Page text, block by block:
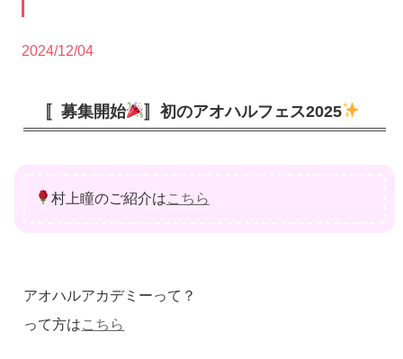
2024/12/04
〚募集開始 〛初のアオハルフェス2025
村上瞳のご紹介はこちら
アオハルアカデミーって？
って方はこちら